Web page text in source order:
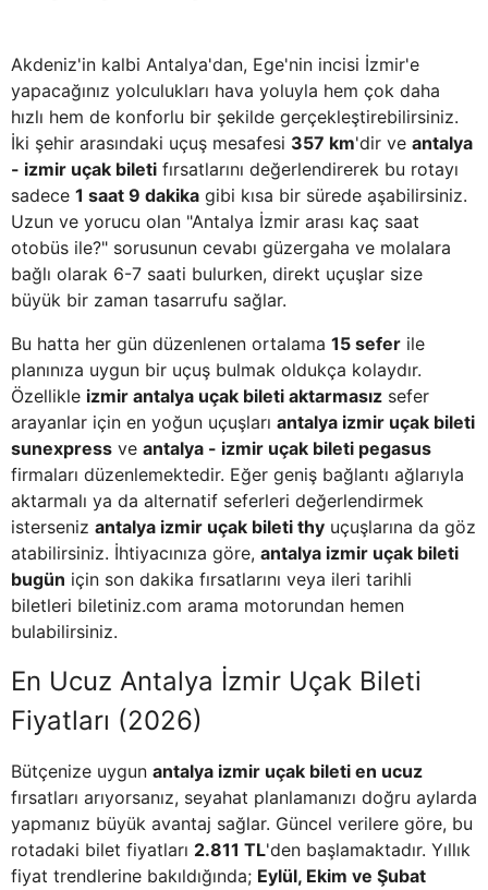
Akdeniz'in kalbi Antalya'dan, Ege'nin incisi İzmir'e
yapacağınız yolculukları hava yoluyla hem çok daha
hızlı hem de konforlu bir şekilde gerçekleştirebilirsiniz.
İki şehir arasındaki uçuş mesafesi 357 km'dir ve antalya
- izmir uçak bileti fırsatlarını değerlendirerek bu rotayı
sadece 1 saat 9 dakika gibi kısa bir sürede aşabilirsiniz.
Uzun ve yorucu olan "Antalya İzmir arası kaç saat
otobüs ile?" sorusunun cevabı güzergaha ve molalara
bağlı olarak 6-7 saati bulurken, direkt uçuşlar size
büyük bir zaman tasarrufu sağlar.
Bu hatta her gün düzenlenen ortalama 15 sefer ile
planınıza uygun bir uçuş bulmak oldukça kolaydır.
Özellikle izmir antalya uçak bileti aktarmasız sefer
arayanlar için en yoğun uçuşları antalya izmir uçak bileti
sunexpress ve antalya - izmir uçak bileti pegasus
firmaları düzenlemektedir. Eğer geniş bağlantı ağlarıyla
aktarmalı ya da alternatif seferleri değerlendirmek
isterseniz antalya izmir uçak bileti thy uçuşlarına da göz
atabilirsiniz. İhtiyacınıza göre, antalya izmir uçak bileti
bugün için son dakika fırsatlarını veya ileri tarihli
biletleri biletiniz.com arama motorundan hemen
bulabilirsiniz.
En Ucuz Antalya İzmir Uçak Bileti
Fiyatları (2026)
Bütçenize uygun antalya izmir uçak bileti en ucuz
fırsatları arıyorsanız, seyahat planlamanızı doğru aylarda
yapmanız büyük avantaj sağlar. Güncel verilere göre, bu
rotadaki bilet fiyatları 2.811 TL'den başlamaktadır. Yıllık
fiyat trendlerine bakıldığında; Eylül, Ekim ve Şubat